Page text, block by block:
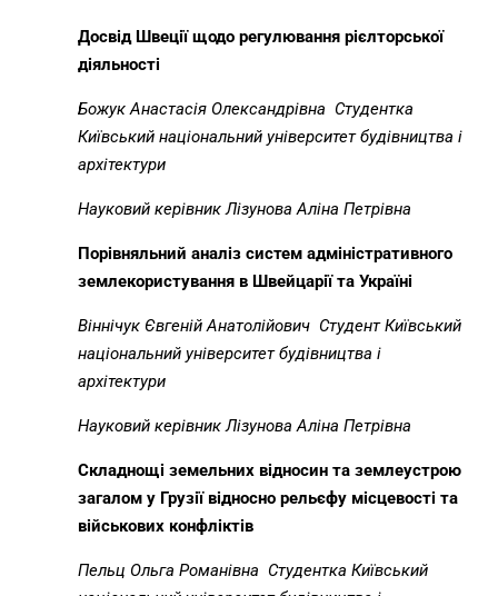
Досвід Швеції щодо регулювання рієлторської
діяльності
Божук Анастасія Олександрівна Студентка
Київський національний університет будівництва і
архітектури
Науковий керівник Лізунова Аліна Петрівна
Порівняльний аналіз систем адміністративного
землекористування в Швейцарії та Україні
Віннічук Євгеній Анатолійович Студент Київський
національний університет будівництва і
архітектури
Науковий керівник Лізунова Аліна Петрівна
Складнощі земельних відносин та землеустрою
загалом у Грузії відносно рельєфу місцевості та
військових конфліктів
Пельц Ольга Романівна Студентка Київський